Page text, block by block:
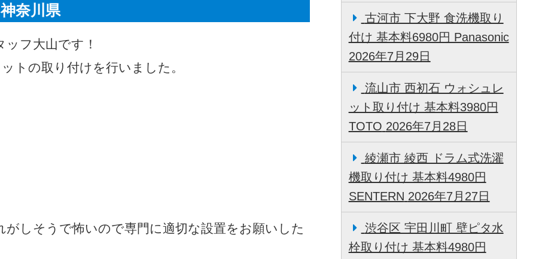
神奈川県
フ大山です！
トの取り付けを行いました。
しそうで怖いので専門に適切な設置をお願いした
古河市 下大野 食洗機取り
付け 基本料6980円 Panasonic
2026年7月29日
流山市 西初石 ウォシュレ
ット取り付け 基本料3980円
TOTO 2026年7月28日
綾瀬市 綾西 ドラム式洗濯
機取り付け 基本料4980円
SENTERN 2026年7月27日
渋谷区 宇田川町 壁ピタ水
栓取り付け 基本料4980円